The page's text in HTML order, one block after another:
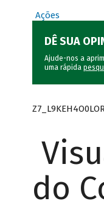
Ações
DÊ SUA
Ajude-nos a
uma rápida
do